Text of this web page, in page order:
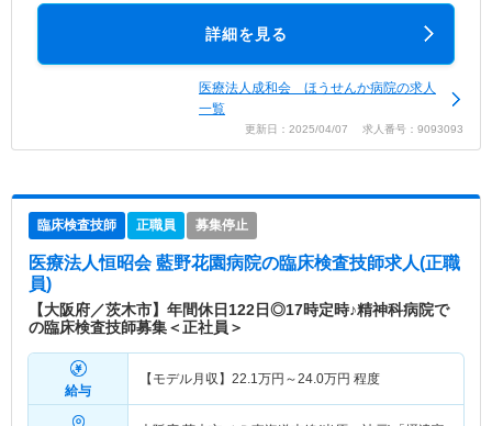
詳細を見る
医療法人成和会 ほうせんか病院の求人
一覧
更新日：2025/04/07 求人番号：9093093
臨床検査技師 正職員 募集停止
医療法人恒昭会 藍野花園病院の臨床検査技師求人(正職
員)
【大阪府／茨木市】年間休日122日◎17時定時♪精神科病院で
の臨床検査技師募集＜正社員＞
給与
【モデル月収】 22.1万円～24.0万円 程度